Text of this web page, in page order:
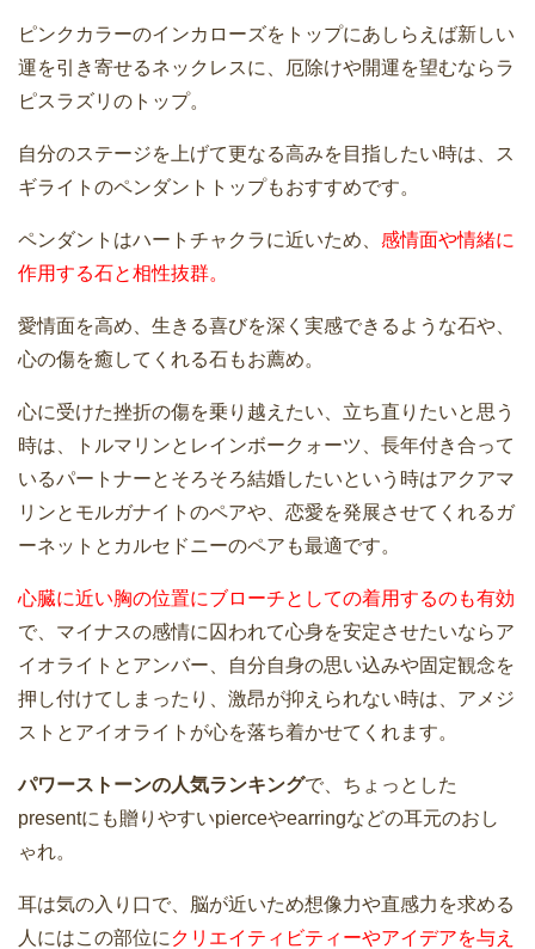
ピンクカラーのインカローズをトップにあしらえば新しい
運を引き寄せるネックレスに、厄除けや開運を望むならラ
ピスラズリのトップ。
自分のステージを上げて更なる高みを目指したい時は、ス
ギライトのペンダントトップもおすすめです。
ペンダントはハートチャクラに近いため、 感情面や情緒に
作用する石と相性抜群。
愛情面を高め、生きる喜びを深く実感できるような石や、
心の傷を癒してくれる石もお薦め。
心に受けた挫折の傷を乗り越えたい、立ち直りたいと思う
時は、トルマリンとレインボークォーツ、長年付き合って
いるパートナーとそろそろ結婚したいという時はアクアマ
リンとモルガナイトのペアや、恋愛を発展させてくれるガ
ーネットとカルセドニーのペアも最適です。
心臓に近い胸の位置にブローチとしての着用するのも有効
で、マイナスの感情に囚われて心身を安定させたいならア
イオライトとアンバー、自分自身の思い込みや固定観念を
押し付けてしまったり、激昂が抑えられない時は、アメジ
ストとアイオライトが心を落ち着かせてくれます。
パワーストーンの人気ランキングで、ちょっとした
presentにも贈りやすいpierceやearringなどの耳元のおし
ゃれ。
耳は気の入り口で、脳が近いため想像力や直感力を求める
人にはこの部位に クリエイティビティーやアイデアを与え